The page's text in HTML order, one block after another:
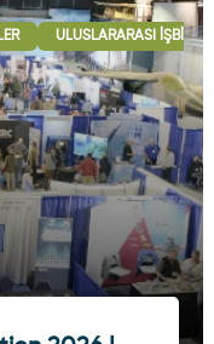
ULUSLARARASI